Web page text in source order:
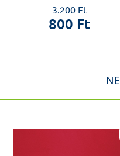
3.200 Ft
800 Ft